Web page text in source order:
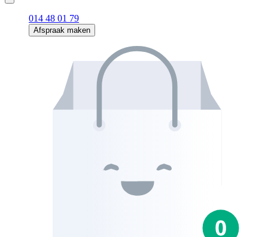
014 48 01 79
Afspraak maken